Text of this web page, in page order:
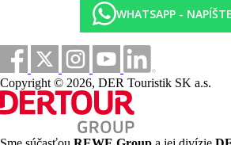
WHATSAPP -
Copyright © 2026, DER Touristik SK a.s.